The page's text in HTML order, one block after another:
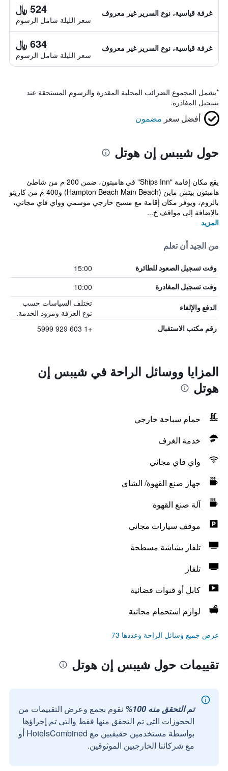
غرفة قياسية، نوع السرير غير معروف 524 ﷼
سعر الليلة شامل الرسوم
غرفة قياسية، نوع السرير غير معروف 634 ﷼
سعر الليلة شامل الرسوم
*يشمل المجموع الضرائب المحلية المقدرة والرسوم المستحقة عند
تسجيل المغادرة.
أفضل سعر مضمون
حول شيبس إن هوتل
يقع مكان إقامة "Ships Inn" في هامبتون، ضمن 200 م من شاطئ
هامبتون بيتش ماين (Hampton Beach Main Beach) و400 م من كازينو
بالروم، ويوفر مكان إقامة مع مسبح خارجي موسمي وواي فاي مجاني،
بالإضافة إلى مواقف خ...
المزيد
من الجيد أن تعلم
وقت تسجيل الصعود للطائرة 15:00
وقت تسجيل المغادرة 10:00
الدفع والإلغاء
تختلف السياسات حسب
نوع الغرفة ومزود الخدمة.
رقم مكتب الاستقبال +1 603 929 5999
المزايا ووسائل الراحة في شيبس إن
هوتل
حمام سباحة خارجي
خدمة الغرف
واي فاي مجاني
جهاز صنع القهوة/ الشاي
آلة صنع القهوة
موقف سيارات مجاني
تلفاز بشاشة مسطحة
تلفاز
كابل أو قنوات فضائية
لوازم استحمام مجانية
عرض جميع وسائل الراحة وعددها 73
تقييمات حول شيبس إن هوتل
تم التحقق منه 100%
نقوم بجمع وعرض التقييمات من
الحجوزات التي تم التحقق منها فقط والتي تم إجراؤها
بواسطة مستخدمين حقيقيين مع HotelsCombined أو
مع شركائنا الخارجيين الموثوقين.